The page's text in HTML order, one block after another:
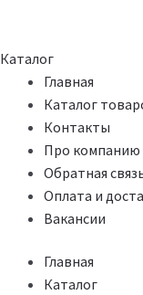
Каталог
Главная
Каталог
Контакты
Про компанию
Обратная
Оплата и
Вакансии
Главная
Каталог